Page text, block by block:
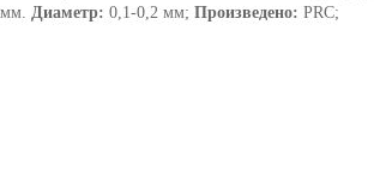
Диаметр: 0,1-0,2 мм; Произведено: PRC;